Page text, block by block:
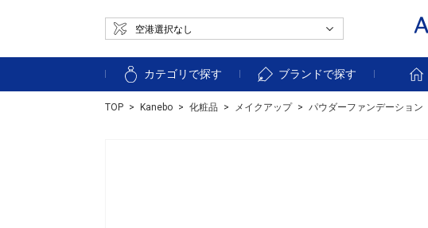
カテゴリで探す ブランドで探す
TOP Kanebo 化粧品 メイクアップ パウダーファンデーション